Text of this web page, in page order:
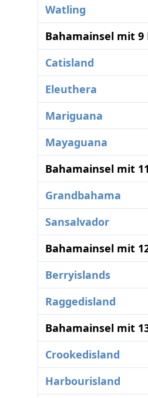
Watling
Bahamainsel mit 9
Catisland
Eleuthera
Mariguana
Mayaguana
Bahamainsel mit
Grandbahama
Sansalvador
Bahamainsel mit
Berryislands
Raggedisland
Bahamainsel mit
Crookedisland
Harbourisland